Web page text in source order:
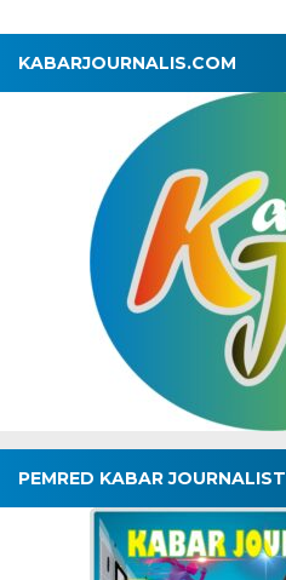
KABARJOURNALIS.COM
PEMRED KABAR JOURNALIST